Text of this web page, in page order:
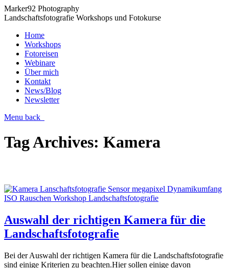
Marker92 Photography
Landschaftsfotografie Workshops und Fotokurse
Home
Workshops
Fotoreisen
Webinare
Über mich
Kontakt
News/Blog
Newsletter
Menu back
Tag Archives: Kamera
Auswahl der richtigen Kamera für die
Landschaftsfotografie
Bei der Auswahl der richtigen Kamera für die Landschaftsfotografie
sind einige Kriterien zu beachten.Hier sollen einige davon